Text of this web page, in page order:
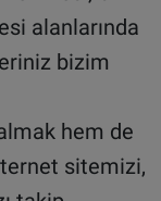
alanlarında
bizim
hem de
sitemizi,